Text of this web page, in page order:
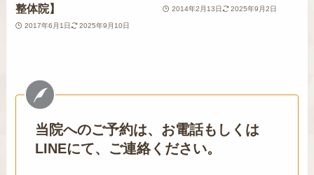
整体院】
2017年6月1日 2025年9月10日
2014年2月13日 2025年9月2日
当院へのご予約は、お電話もしくは
LINEにて、ご連絡ください。